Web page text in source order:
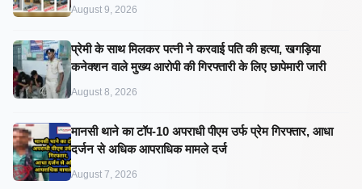
August 9, 2026
प्रेमी के साथ मिलकर पत्नी ने करवाई पति की हत्या, खगड़िया
कनेक्शन वाले मुख्य आरोपी की गिरफ्तारी के लिए छापेमारी जारी
August 8, 2026
मानसी थाने का टॉप-10 अपराधी पीएम उर्फ प्रेम गिरफ्तार, आधा
दर्जन से अधिक आपराधिक मामले दर्ज
August 7, 2026